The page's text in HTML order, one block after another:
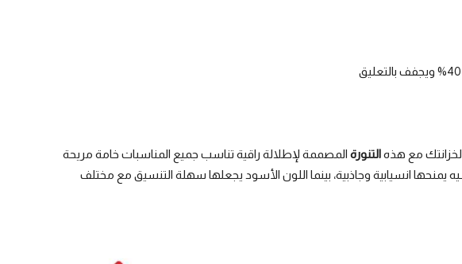
مع هذهالتنورة المصممة لإطلالة راقية تناسب جميع المناسبات خامة مريحة
يمنحها انسيابية وجاذبية، بينما اللون الأسود يجعلها سهلة التنسيق مع مختلف